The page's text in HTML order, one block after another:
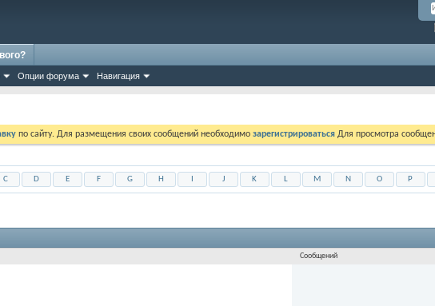
Опции форума Навигация
по сайту. Для размещения своих сообщений необходимо зарегистрироваться Для просмотра
C D E F G H J K L M N O P
Сообщений